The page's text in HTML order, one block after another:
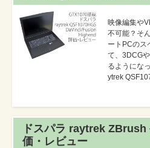
映像編集や
不可能？そ
ートPCのス
て、3DCG
るようにな
ytrek
ドスパラ raytrek ZBrush
価・レビュー